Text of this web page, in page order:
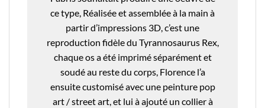
ce type, Réalisée et assemblée à la main à
partir d’impressions 3D, c’est une
reproduction fidèle du Tyrannosaurus Rex,
chaque os a été imprimé séparément et
soudé au reste du corps, Florence l’a
ensuite customisé avec une peinture pop
art / street art, et lui à ajouté un collier à